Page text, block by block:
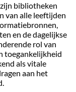
bibliotheken
van alle leeftijden
en de dagelijkse
rol van
toegankelijkheid
als vitale
aan het